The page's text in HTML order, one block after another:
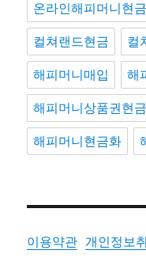
온라인해피머니현금
컬쳐랜드현금 컬
해피머니매입 해
해피머니상품권현금
해피머니현금화
이용약관 개인정보